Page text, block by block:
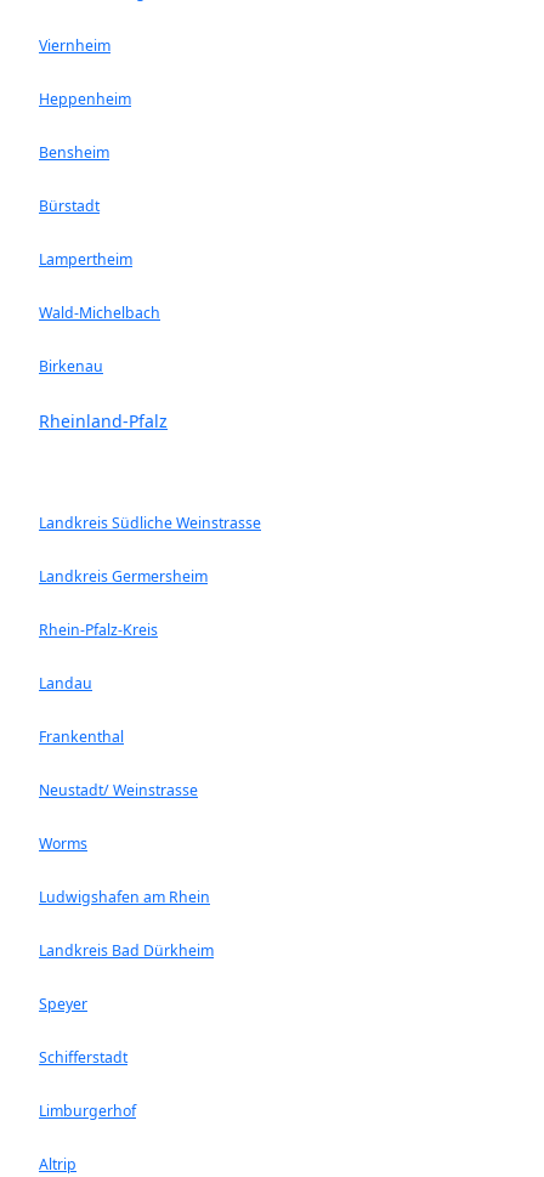
Viernheim
Heppenheim
Bensheim
Bürstadt
Lampertheim
Wald-Michelbach
Birkenau
Rheinland-Pfalz
Landkreis Südliche Weinstrasse
Landkreis Germersheim
Rhein-Pfalz-Kreis
Landau
Frankenthal
Neustadt/ Weinstrasse
Worms
Ludwigshafen am Rhein
Landkreis Bad Dürkheim
Speyer
Schifferstadt
Limburgerhof
Altrip